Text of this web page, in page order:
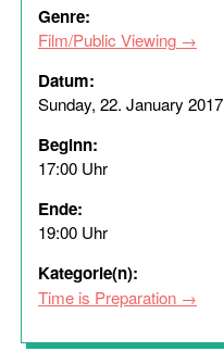
Genre:
Film/Public Viewing
Datum:
Sunday, 22. January 2017
Beginn:
17:00 Uhr
Ende:
19:00 Uhr
Kategorie(n):
Time is Preparation